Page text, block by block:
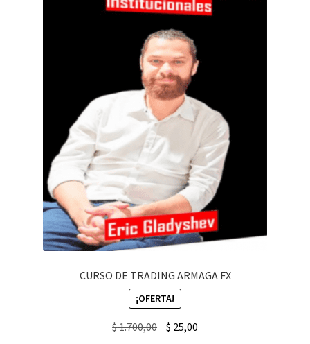
CURSO DE TRADING ARMAGA FX
¡OFERTA!
$1.700,00
Original
$ 25,00Current